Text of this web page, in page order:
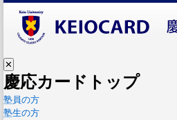
✕
慶応カードトップ
塾員の方
塾生の方